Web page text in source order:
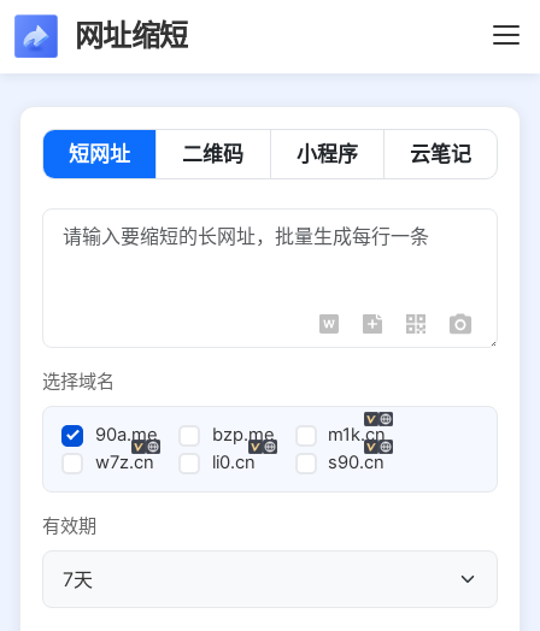
网址缩短
短网址 二维码 小程序 云笔记
选择域名
90a.me bzp.me
m1k.cn
w7z.cn
li0.cn s90.cn
有效期